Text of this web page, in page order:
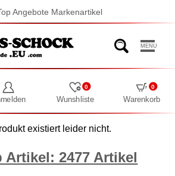
Angebote Markenartikel
MENU
Wunshliste
0
Warenkorb
0
existiert leider nicht.
Artikel: 2477 Artikel